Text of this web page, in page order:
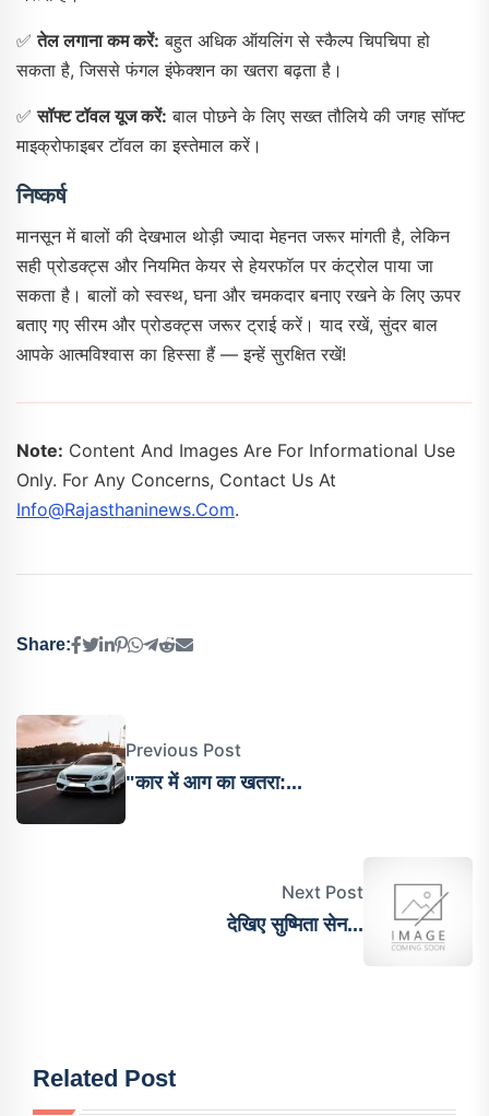
✅तेल लगाना कम करें: बहुत अधिक ऑयलिंग से स्कैल्प चिपचिपा हो
सकता है, जिससे फंगल इंफेक्शन का खतरा बढ़ता है।
✅सॉफ्ट टॉवल यूज करें: बाल पोछने के लिए सख्त तौलिये की जगह सॉफ्ट
माइक्रोफाइबर टॉवल का इस्तेमाल करें।
निष्कर्ष
मानसून में बालों की देखभाल थोड़ी ज्यादा मेहनत जरूर मांगती है, लेकिन
सही प्रोडक्ट्स और नियमित केयर से हेयरफॉल पर कंट्रोल पाया जा
सकता है। बालों को स्वस्थ, घना और चमकदार बनाए रखने के लिए ऊपर
बताए गए सीरम और प्रोडक्ट्स जरूर ट्राई करें। याद रखें, सुंदर बाल
आपके आत्मविश्वास का हिस्सा हैं — इन्हें सुरक्षित रखें!
Note: Content And Images Are For Informational Use
Only. For Any Concerns, Contact Us At
Info@rajasthaninews.com.
Share:
Previous Post
"कार में आग का खतरा:...
Next Post
देख‍िए सुष्मिता सेन...
Related Post